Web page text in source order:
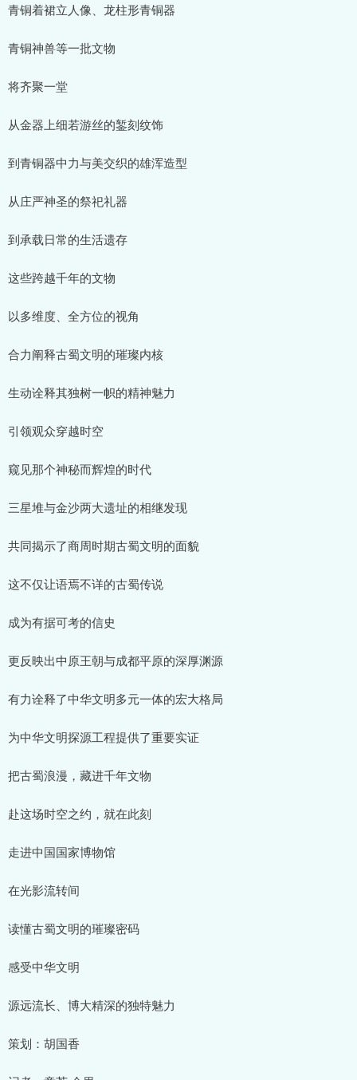
青铜着裙立人像、龙柱形青铜器
青铜神兽等一批文物
将齐聚一堂
从金器上细若游丝的錾刻纹饰
到青铜器中力与美交织的雄浑造型
从庄严神圣的祭祀礼器
到承载日常的生活遗存
这些跨越千年的文物
以多维度、全方位的视角
合力阐释古蜀文明的璀璨内核
生动诠释其独树一帜的精神魅力
引领观众穿越时空
窥见那个神秘而辉煌的时代
三星堆与金沙两大遗址的相继发现
共同揭示了商周时期古蜀文明的面貌
这不仅让语焉不详的古蜀传说
成为有据可考的信史
更反映出中原王朝与成都平原的深厚渊源
有力诠释了中华文明多元一体的宏大格局
为中华文明探源工程提供了重要实证
把古蜀浪漫，藏进千年文物
赴这场时空之约，就在此刻
走进中国国家博物馆
在光影流转间
读懂古蜀文明的璀璨密码
感受中华文明
源远流长、博大精深的独特魅力
策划：胡国香